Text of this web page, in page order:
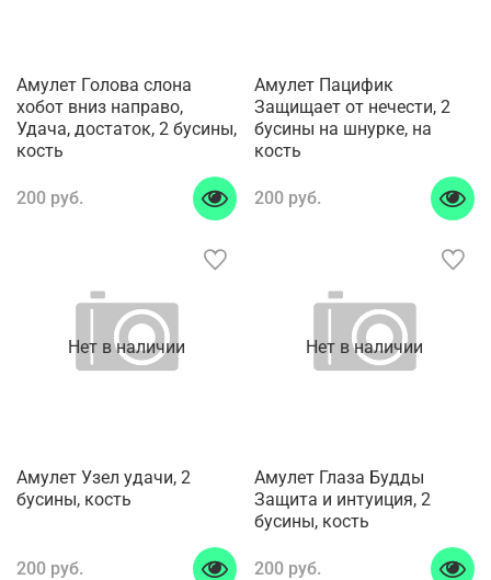
Амулет Голова слона
хобот вниз направо,
Удача, достаток, 2 бусины,
кость
200 руб.
Амулет Пацифик
Защищает от нечести, 2
бусины на шнурке, на
кость
200 руб.
Нет в наличии
Амулет Узел удачи, 2
бусины, кость
200 руб.
Нет в наличии
Амулет Глаза Будды
Защита и интуиция, 2
бусины, кость
200 руб.